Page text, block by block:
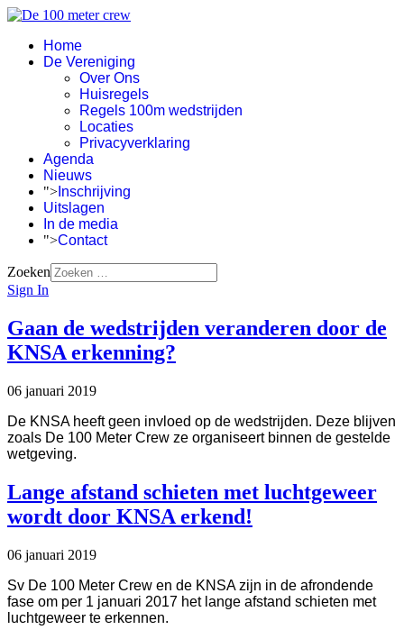
Home
De Vereniging
Over Ons
Huisregels
Regels 100m wedstrijden
Locaties
Privacyverklaring
Agenda
Nieuws
"> Inschrijving
Uitslagen
In de media
">Contact
Zoeken
Sign In
Gaan de wedstrijden veranderen door de
KNSA erkenning?
06 januari 2019
De KNSA heeft geen invloed op de wedstrijden. Deze blijven
zoals De 100 Meter Crew ze organiseert binnen de gestelde
wetgeving.
Lange afstand schieten met luchtgeweer
wordt door KNSA erkend!
06 januari 2019
Sv De 100 Meter Crew en de KNSA zijn in de afrondende
fase om per 1 januari 2017 het lange afstand schieten met
luchtgeweer te erkennen.